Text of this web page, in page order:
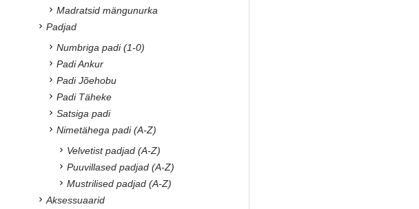
Madratsid mängunurka
Padjad
Numbriga padi (1-0)
Padi Ankur
Padi Jõehobu
Padi Täheke
Satsiga padi
Nimetähega padi (A-Z)
Velvetist padjad (A-Z)
Puuvillased padjad (A-Z)
Mustrilised padjad (A-Z)
Aksessuaarid